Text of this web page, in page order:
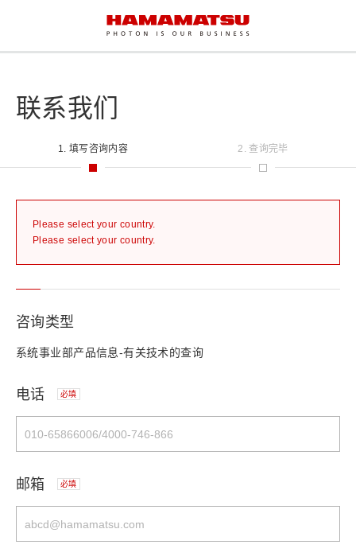
联系我们
1. 填写咨询内容 2. 查询完毕
Please select your country.
Please select your country.
咨询类型
系统事业部产品信息-有关技术的查询
电话 必填
邮箱 必填